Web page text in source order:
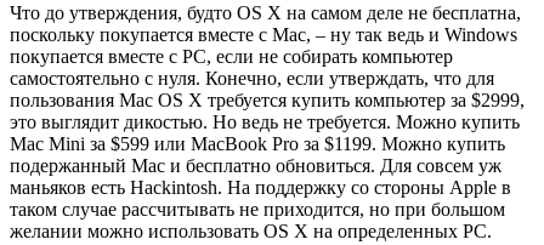
Что до утверждения, будто OS X на самом деле не бесплатна,
поскольку покупается вместе с Mac, – ну так ведь и Windows
покупается вместе с PC, если не собирать компьютер
самостоятельно с нуля. Конечно, если утверждать, что для
пользования Mac OS X требуется купить компьютер за $2999,
это выглядит дикостью. Но ведь не требуется. Можно купить
Mac Mini за $599 или MacBook Pro за $1199. Можно купить
подержанный Mac и бесплатно обновиться. Для совсем уж
маньяков есть Hackintosh. На поддержку со стороны Apple в
таком случае рассчитывать не приходится, но при большом
желании можно использовать OS X на определенных PC.